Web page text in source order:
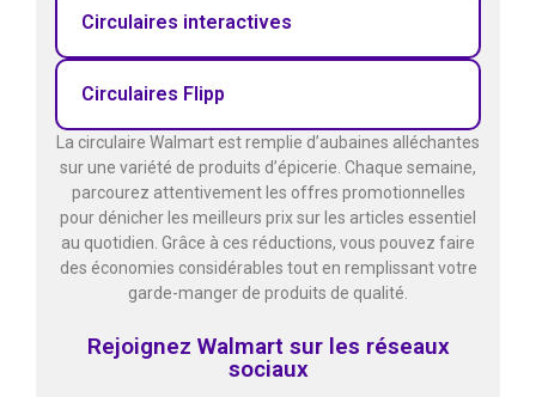
Circulaires interactives
Circulaires Flipp
La circulaire Walmart est remplie d’aubaines alléchantes
sur une variété de produits d’épicerie. Chaque semaine,
parcourez attentivement les offres promotionnelles
pour dénicher les meilleurs prix sur les articles essentiel
au quotidien. Grâce à ces réductions, vous pouvez faire
des économies considérables tout en remplissant votre
garde-manger de produits de qualité.
Rejoignez Walmart sur les réseaux
sociaux